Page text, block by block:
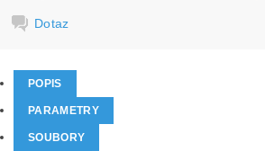
Dotaz
POPIS
PARAMETRY
SOUBORY